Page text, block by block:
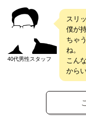
40代男性スタッフ
スリ
僕が
ちゃ
ね。
こん
から